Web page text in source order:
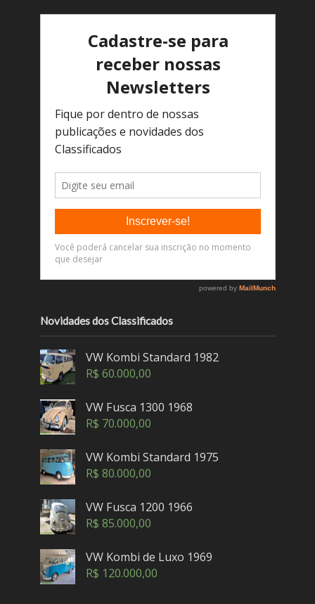
Novidades dos Classificados
VW Kombi Standard 1982
R$ 60.000,00
VW Fusca 1300 1968
R$ 70.000,00
VW Kombi Standard 1975
R$ 80.000,00
VW Fusca 1200 1966
R$ 85.000,00
VW Kombi de Luxo 1969
R$ 120.000,00